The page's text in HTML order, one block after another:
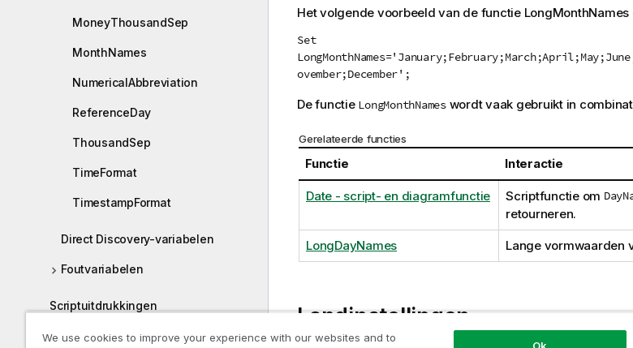
MoneyThousandSep
MonthNames
NumericalAbbreviation
ReferenceDay
ThousandSep
TimeFormat
TimestampFormat
Direct Discovery-variabelen
Foutvariabelen
Scriptuitdrukkingen
Diagramuitdrukkingen
Het volgende voorbeeld van de functie
Set
ovember;December';
De functie LongMonthNameswordt vaak gebruikt in
Gerelateerde functies
Functie Interactie
Date - script- en diagramfunctie Scriptfunctie om
retourneren.
LongDayNames Lange vormwaarden
Landinstellingen
We use cookies to improve your experience with our websites and to